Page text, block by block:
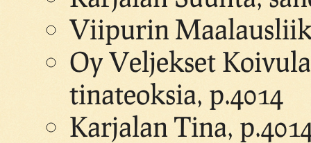
Viipurin
Oy Veljekset
tinateoksia, p.4014
Karjalan Tina,